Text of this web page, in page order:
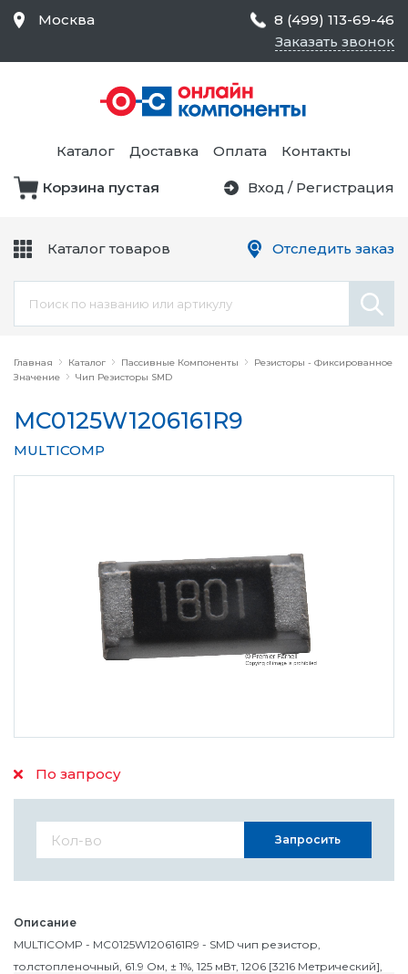
Главная Каталог Пассивные Компоненты
Резисторы - Фиксированное
Значение
Чип Резисторы SMD
MC0125W1206161R9
MULTICOMP
По запросу
Описание
MULTICOMP - MC0125W1206161R9 - SMD чип резистор,
толстопленочный, 61.9 Ом, ± 1%, 125 мВт, 1206 [3216 Метрический],
Запросить
Москва
8 (499) 113-69-46
Заказать звонок
Каталог Доставка Оплата Контакты
Корзина пустая Вход / Регистрация
Каталог товаров
Средства Контроля
Статического
Электричества и
Безопасности,
Товары для Чистых
Цепи
Оборудование
Отследить заказ